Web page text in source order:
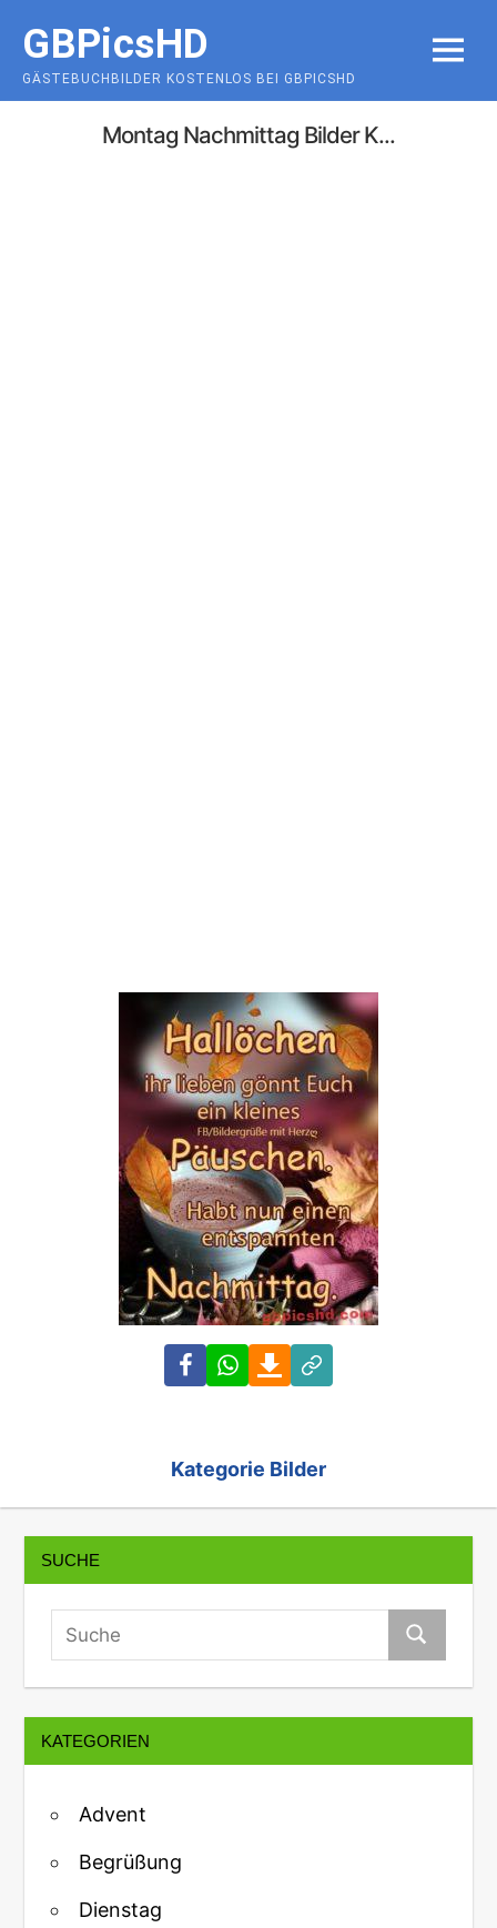
content
GBPicsHD
GÄSTEBUCHBILDER KOSTENLOS BEI GBPICSHD
MENU
Montag Nachmittag Bilder K...
FacebookWhatsAppDownload
Link
Kategorie Bilder
SUCHE
KATEGORIEN
Advent
Begrüßung
Dienstag